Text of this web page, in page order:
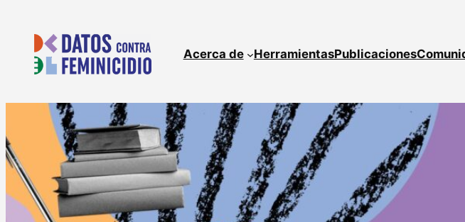
content
Acerca de HerramientasPublicaciones